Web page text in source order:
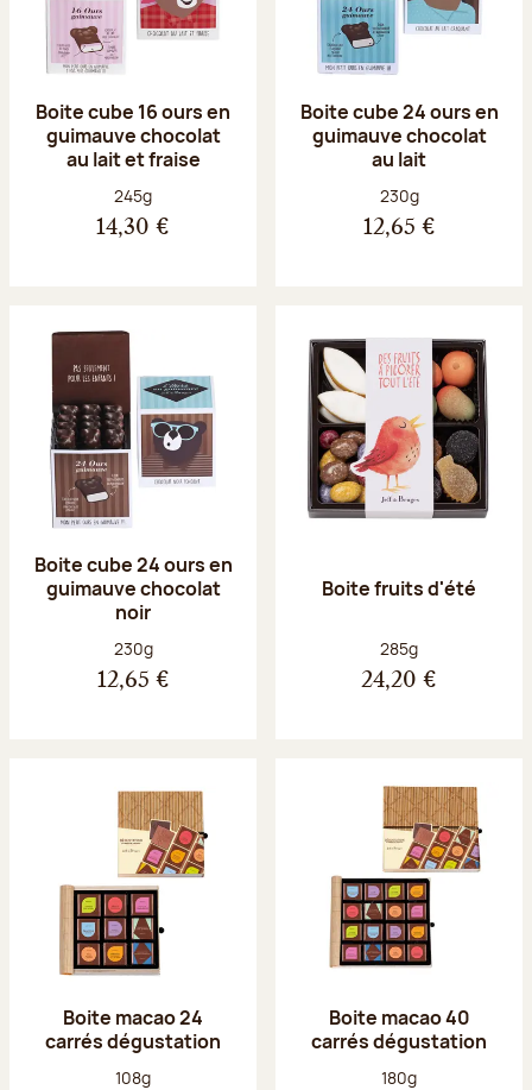
Boite cube 16 ours en
guimauve chocolat
au lait et fraise
Poids net :
245g
14,30 €
Boite cube 24 ours en
guimauve chocolat
au lait
Poids net :
230g
12,65 €
Boite cube 24 ours en
guimauve chocolat
noir
Poids net :
230g
12,65 €
Boite fruits d'été
Poids net :
285g
24,20 €
Boite macao 24
carrés dégustation
Poids net :
108g
Boite macao 40
carrés dégustation
Poids net :
180g